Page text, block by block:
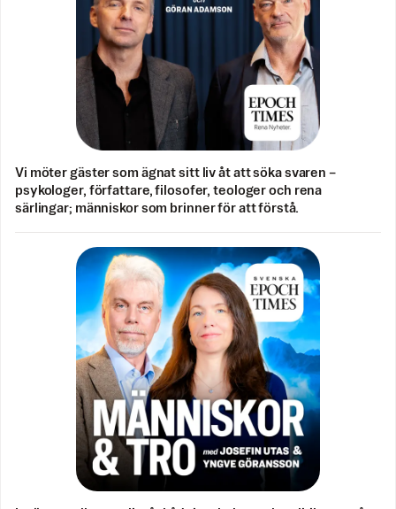
Vi möter gäster som ägnat sitt liv åt att söka svaren –
psykologer, författare, filosofer, teologer och rena
särlingar; människor som brinner för att förstå.